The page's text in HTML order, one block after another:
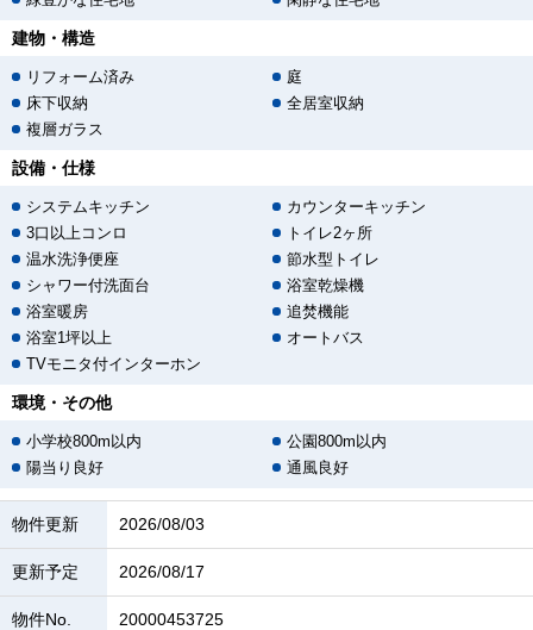
建物・構造
リフォーム済み
庭
床下収納
全居室収納
複層ガラス
設備・仕様
システムキッチン
カウンターキッチン
3口以上コンロ
トイレ2ヶ所
温水洗浄便座
節水型トイレ
シャワー付洗面台
浴室乾燥機
浴室暖房
追焚機能
浴室1坪以上
オートバス
TVモニタ付インターホン
環境・その他
小学校800m以内
公園800m以内
陽当り良好
通風良好
物件更新 2026/08/03
更新予定 2026/08/17
物件No. 20000453725